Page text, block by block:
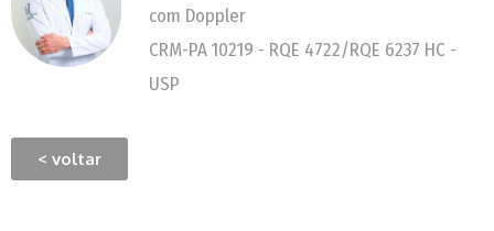
com Doppler
CRM-PA 10219 - RQE 4722/RQE 6237 HC -
USP
< voltar